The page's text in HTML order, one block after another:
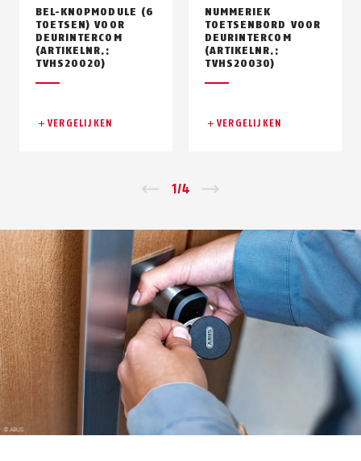
BEL-KNOPMODULE (6
TOETSEN) VOOR
DEURINTERCOM
(ARTIKELNR.:
TVHS20020)
VERGELIJKEN
NUMMERIEK
TOETSENBORD VOOR
DEURINTERCOM
(ARTIKELNR.:
TVHS20030)
VERGELIJKEN
Zurück
1/4